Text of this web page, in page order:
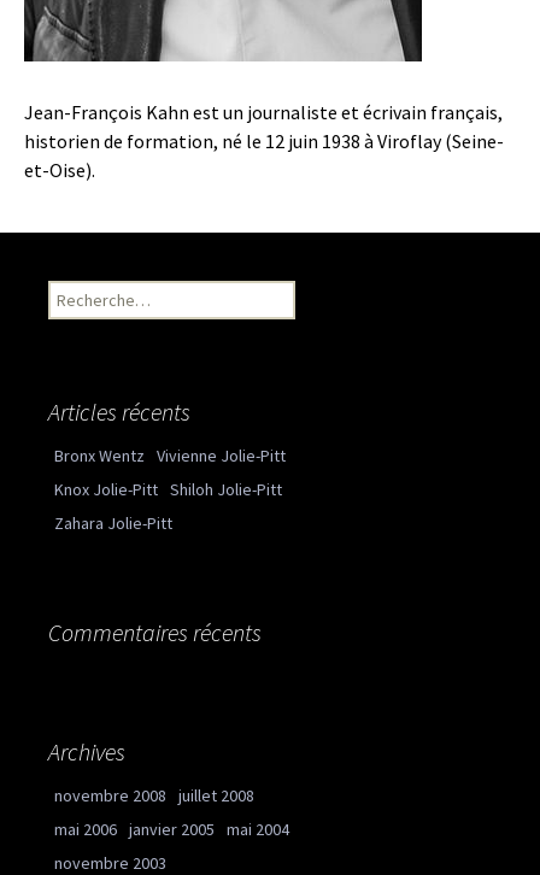
Jean-François Kahn est un journaliste et écrivain français,
historien de formation, né le 12 juin 1938 à Viroflay (Seine-
et-Oise).
Recherche pour :
Articles récents
Bronx Wentz Vivienne Jolie-Pitt
Knox Jolie-Pitt Shiloh Jolie-Pitt
Zahara Jolie-Pitt
Commentaires récents
Archives
novembre 2008
juillet 2008
mai 2006 janvier 2005
mai 2004
novembre 2003